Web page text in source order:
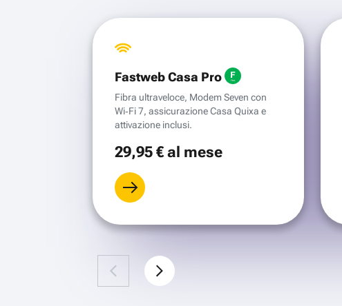
Fastweb Casa Pro
Fibra ultraveloce, Modem Seven con
Wi‑Fi 7, assicurazione Casa Quixa e
attivazione inclusi.
29,95 €al mese